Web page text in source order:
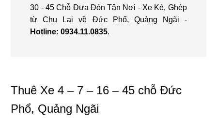
30 - 45 Chỗ Đưa Đón Tận Nơi - Xe Ké, Ghép
từ Chu Lai về Đức Phổ, Quảng Ngãi -
Hotline: 0934.11.0835.
Thuê Xe 4 – 7 – 16 – 45 chỗ Đức
Phổ, Quảng Ngãi